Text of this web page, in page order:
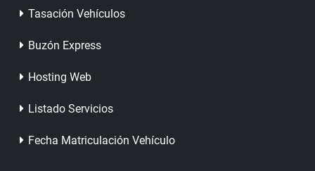
Tasación Vehículos
Buzón Express
Hosting Web
Listado Servicios
Fecha Matriculación Vehículo